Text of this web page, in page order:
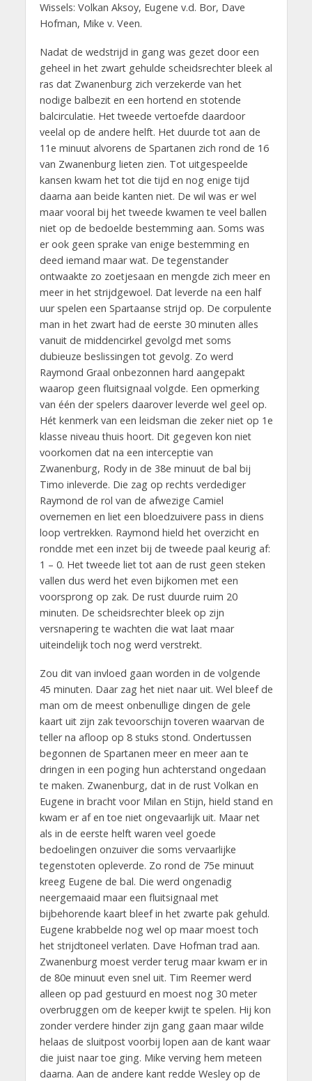
Wissels: Volkan Aksoy, Eugene v.d. Bor, Dave
Hofman, Mike v. Veen.
Nadat de wedstrijd in gang was gezet door een
geheel in het zwart gehulde scheidsrechter bleek al
ras dat Zwanenburg zich verzekerde van het
nodige balbezit en een hortend en stotende
balcirculatie. Het tweede vertoefde daardoor
veelal op de andere helft. Het duurde tot aan de
11e minuut alvorens de Spartanen zich rond de 16
van Zwanenburg lieten zien. Tot uitgespeelde
kansen kwam het tot die tijd en nog enige tijd
daarna aan beide kanten niet. De wil was er wel
maar vooral bij het tweede kwamen te veel ballen
niet op de bedoelde bestemming aan. Soms was
er ook geen sprake van enige bestemming en
deed iemand maar wat. De tegenstander
ontwaakte zo zoetjesaan en mengde zich meer en
meer in het strijdgewoel. Dat leverde na een half
uur spelen een Spartaanse strijd op. De corpulente
man in het zwart had de eerste 30 minuten alles
vanuit de middencirkel gevolgd met soms
dubieuze beslissingen tot gevolg. Zo werd
Raymond Graal onbezonnen hard aangepakt
waarop geen fluitsignaal volgde. Een opmerking
van één der spelers daarover leverde wel geel op.
Hét kenmerk van een leidsman die zeker niet op 1e
klasse niveau thuis hoort. Dit gegeven kon niet
voorkomen dat na een interceptie van
Zwanenburg, Rody in de 38e minuut de bal bij
Timo inleverde. Die zag op rechts verdediger
Raymond de rol van de afwezige Camiel
overnemen en liet een bloedzuivere pass in diens
loop vertrekken. Raymond hield het overzicht en
rondde met een inzet bij de tweede paal keurig af:
1 – 0. Het tweede liet tot aan de rust geen steken
vallen dus werd het even bijkomen met een
voorsprong op zak. De rust duurde ruim 20
minuten. De scheidsrechter bleek op zijn
versnapering te wachten die wat laat maar
uiteindelijk toch nog werd verstrekt.
Zou dit van invloed gaan worden in de volgende
45 minuten. Daar zag het niet naar uit. Wel bleef de
man om de meest onbenullige dingen de gele
kaart uit zijn zak tevoorschijn toveren waarvan de
teller na afloop op 8 stuks stond. Ondertussen
begonnen de Spartanen meer en meer aan te
dringen in een poging hun achterstand ongedaan
te maken. Zwanenburg, dat in de rust Volkan en
Eugene in bracht voor Milan en Stijn, hield stand en
kwam er af en toe niet ongevaarlijk uit. Maar net
als in de eerste helft waren veel goede
bedoelingen onzuiver die soms vervaarlijke
tegenstoten opleverde. Zo rond de 75e minuut
kreeg Eugene de bal. Die werd ongenadig
neergemaaid maar een fluitsignaal met
bijbehorende kaart bleef in het zwarte pak gehuld.
Eugene krabbelde nog wel op maar moest toch
het strijdtoneel verlaten. Dave Hofman trad aan.
Zwanenburg moest verder terug maar kwam er in
de 80e minuut even snel uit. Tim Reemer werd
alleen op pad gestuurd en moest nog 30 meter
overbruggen om de keeper kwijt te spelen. Hij kon
zonder verdere hinder zijn gang gaan maar wilde
helaas de sluitpost voorbij lopen aan de kant waar
die juist naar toe ging. Mike verving hem meteen
daarna. Aan de andere kant redde Wesley op de